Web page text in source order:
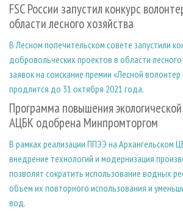
FSC России запустил конкурс
области лесного хозяйства
В Лесном попечительском совете запустили
добровольческих проектов в области
заявок на соискание премии «Лесной
продлится до 31 октября 2021 года.
Программа повышения
АЦБК одобрена Минпромторгом
В рамках реализации ППЭЭ на Архангельском
внедрение технологий и модернизация
позволят сократить использование водных
объем их повторного использования и
вод.